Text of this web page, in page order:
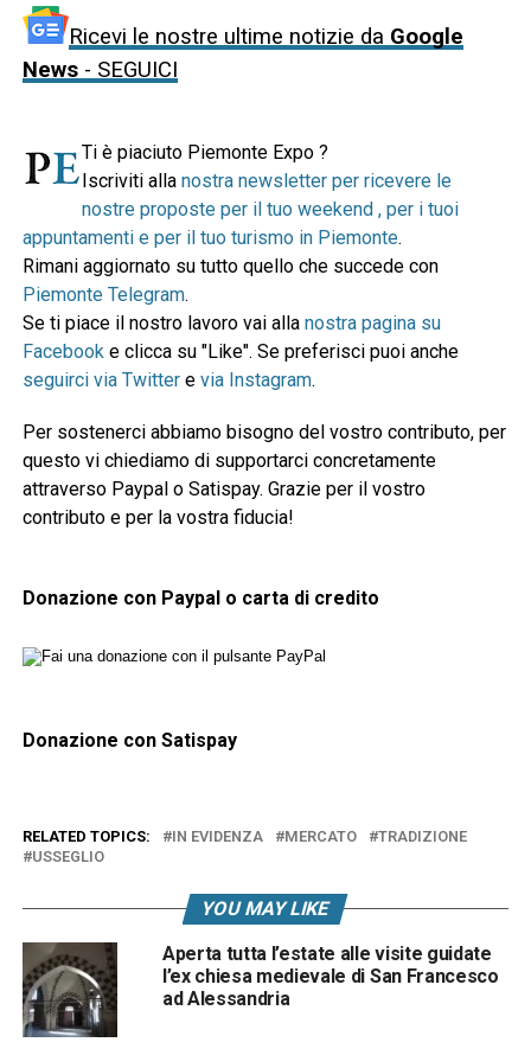
Ricevi le nostre ultime notizie da Google
News- SEGUICI
Ti è piaciuto Piemonte Expo ?
Iscriviti alla nostra newsletter per ricevere le
nostre proposte per il tuo weekend , per i tuoi
appuntamenti e per il tuo turismo in Piemonte.
Rimani aggiornato su tutto quello che succede con
Piemonte Telegram.
Se ti piace il nostro lavoro vai alla nostra pagina su
Facebooke clicca su "Like". Se preferisci puoi anche
seguirci via Twittere via Instagram.
Per sostenerci abbiamo bisogno del vostro contributo, per
questo vi chiediamo di supportarci concretamente
attraverso Paypal o Satispay. Grazie per il vostro
contributo e per la vostra fiducia!
Donazione con Paypal o carta di credito
Donazione con Satispay
RELATED TOPICS: IN EVIDENZA MERCATO
TRADIZIONE
USSEGLIO
YOU MAY LIKE
Aperta tutta l’estate alle visite guidate
l’ex chiesa medievale di San Francesco
ad Alessandria